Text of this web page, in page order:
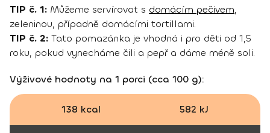
TIP č. 1: Můžeme servírovat s domácím pečivem,
zeleninou, případně domácími tortillami.
TIP č. 2: Tato pomazánka je vhodná i pro děti od 1,5
roku, pokud vynecháme čili a pepř a dáme méně soli.
Výživové hodnoty na 1 porci (cca 100 g):
138 kcal 582 kJ